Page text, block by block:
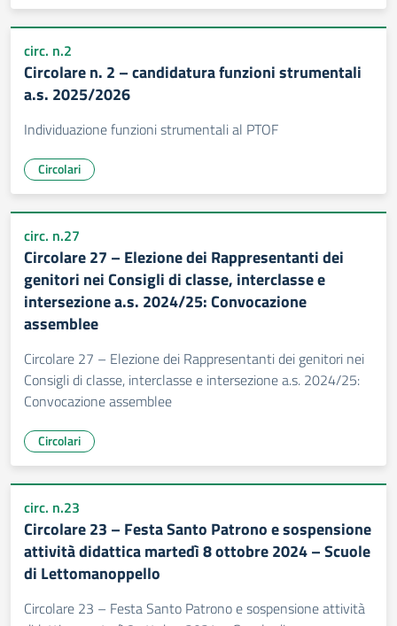
circ. n.2
Circolare n. 2 – candidatura funzioni strumentali
a.s. 2025/2026
Individuazione funzioni strumentali al PTOF
Circolari
circ. n.27
Circolare 27 – Elezione dei Rappresentanti dei
genitori nei Consigli di classe, interclasse e
intersezione a.s. 2024/25: Convocazione
assemblee
Circolare 27 – Elezione dei Rappresentanti dei genitori nei
Consigli di classe, interclasse e intersezione a.s. 2024/25:
Convocazione assemblee
Circolari
circ. n.23
Circolare 23 – Festa Santo Patrono e sospensione
attività didattica martedì 8 ottobre 2024 – Scuole
di Lettomanoppello
Circolare 23 – Festa Santo Patrono e sospensione attività